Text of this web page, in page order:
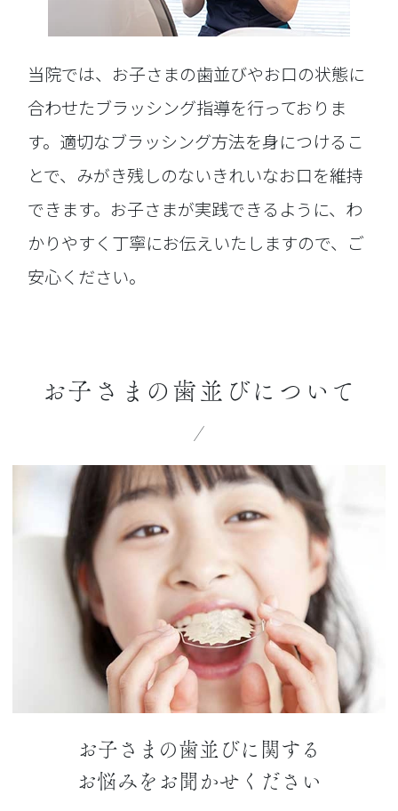
当院では、お子さまの歯並びやお口の状態に
合わせたブラッシング指導を行っておりま
す。適切なブラッシング方法を身につけるこ
とで、みがき残しのないきれいなお口を維持
できます。お子さまが実践できるように、わ
かりやすく丁寧にお伝えいたしますので、ご
安心ください。
お子さまの歯並びについて
お子さまの歯並びに関する
お悩みをお聞かせください